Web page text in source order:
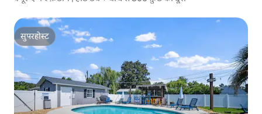
सुपरहोस्ट
सुपरहोस्ट